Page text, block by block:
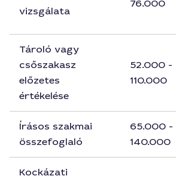
vizsgálata
76.000
Tároló vagy
csőszakasz
előzetes
értékelése
52.000 -
110.000
Írásos szakmai
összefoglaló
65.000 -
140.000
Kockázati